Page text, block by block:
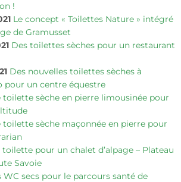
!
Le concept « Toilettes Nature » intégré
de Gramusset
Des toilettes sèches pour un restaurant
Des nouvelles toilettes sèches à
pour un centre équestre
toilette sèche en pierre limousinée pour
toilette sèche maçonnée en pierre pour
toilette pour un chalet d’alpage – Plateau
Savoie
WC secs pour le parcours santé de